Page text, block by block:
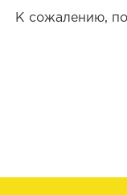
К сожалению,